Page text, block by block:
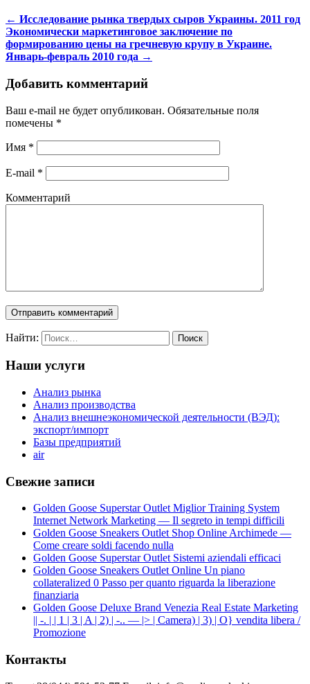
← Исследование рынка твердых сыров Украины. 2011 год
Экономически маркетинговое заключение по
формированию цены на гречневую крупу в Украине.
Январь-февраль 2010 года →
Добавить комментарий
Ваш e-mail не будет опубликован. Обязательные поля
помечены *
Имя *
E-mail *
Комментарий
Найти:
Наши услуги
Анализ рынка
Анализ производства
Анализ внешнеэкономической деятельности (ВЭД):
экспорт/импорт
Базы предприятий
air
Свежие записи
Golden Goose Superstar Outlet Miglior Training System
Internet Network Marketing — Il segreto in tempi difficili
Golden Goose Sneakers Outlet Shop Online Archimede —
Come creare soldi facendo nulla
Golden Goose Superstar Outlet Sistemi aziendali efficaci
Golden Goose Sneakers Outlet Online Un piano
collateralized 0 Passo per quanto riguarda la liberazione
finanziaria
Golden Goose Deluxe Brand Venezia Real Estate Marketing
|| -. | | 1 | 3 | A | 2) | -.. — |> | Camera) | 3) | O} vendita libera /
Promozione
Контакты